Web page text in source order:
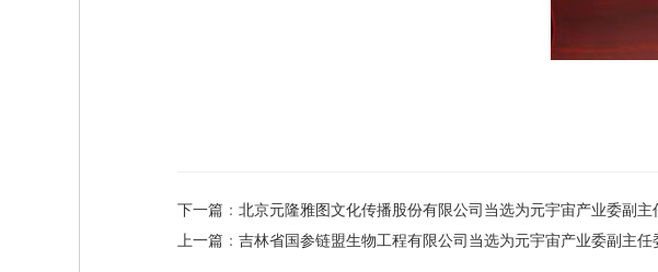
下一篇 ： 北京元隆雅图文化传播股份有限公司当选为元宇宙产业委副主
上一篇 ： 吉林省国参链盟生物工程有限公司当选为元宇宙产业委副主任